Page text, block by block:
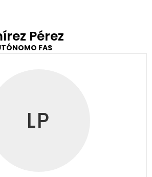
Pérez
FAS
LP